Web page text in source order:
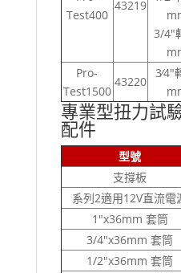
Test400
43219
3/4"
Pro-
Test1500
43220
3∕4"
專業型扭力試
配件
型號
支撐板
系列2適用12V直流電
1"x36mm 套筒
3/4"x36mm 套筒
1/2"x36mm 套筒